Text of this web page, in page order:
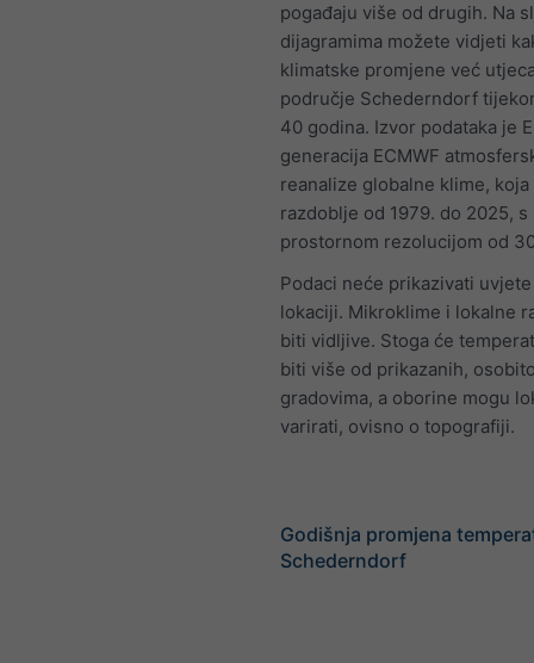
pogađaju više od drugih. Na
dijagramima možete vidjeti
klimatske promjene već
područje Schederndorf
40 godina. Izvor podataka je
generacija ECMWF
reanalize globalne klime,
razdoblje od 1979. do 2025, s
prostornom rezolucijom od
Podaci neće prikazivati
lokaciji. Mikroklime i lokalne
biti vidljive. Stoga će
biti više od prikazanih,
gradovima, a oborine mogu
varirati, ovisno o topografiji.
Godišnja promjena
Schederndorf